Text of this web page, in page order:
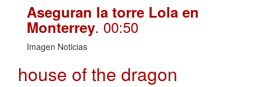
Aseguran la torre Lola en
Monterrey. 00:50
Imagen Noticias
house of the dragon